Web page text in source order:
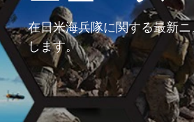
在日米海兵隊に関する最新
します。